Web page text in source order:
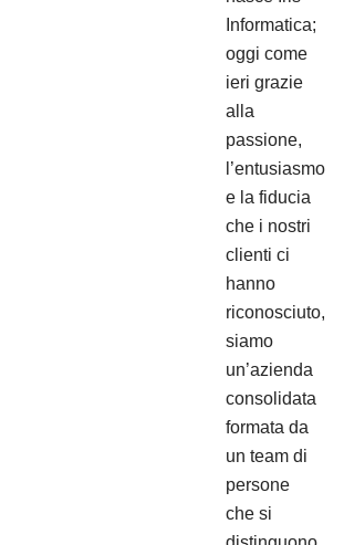
Informatica;
oggi come
ieri grazie
alla
passione,
l’entusiasmo
e la fiducia
che i nostri
clienti ci
hanno
riconosciuto,
siamo
un’azienda
consolidata
formata da
un team di
persone
che si